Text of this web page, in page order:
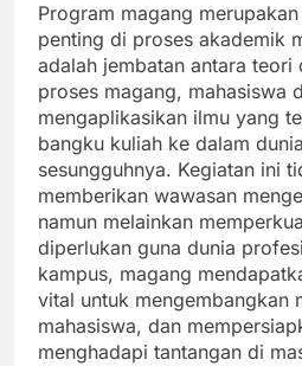
Program magang
penting di proses akademik
adalah jembatan antara teori
proses magang, mahasiswa
mengaplikasikan ilmu yang
bangku kuliah ke dalam
sesungguhnya. Kegiatan ini
memberikan wawasan
namun melainkan
diperlukan guna dunia
kampus, magang
vital untuk mengembangkan
mahasiswa, dan
menghadapi tantangan di